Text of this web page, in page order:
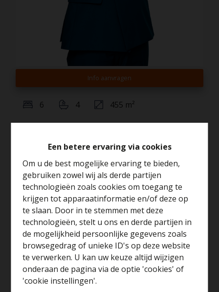
Een betere ervaring via cookies
Om u de best mogelijke ervaring te bieden,
gebruiken zowel wij als derde partijen
technologieën zoals cookies om toegang te
krijgen tot apparaatinformatie en/of deze op
te slaan. Door in te stemmen met deze
technologieën, stelt u ons en derde partijen in
de mogelijkheid persoonlijke gegevens zoals
browsegedrag of unieke ID's op deze website
te verwerken. U kan uw keuze altijd wijzigen
onderaan de pagina via de optie 'cookies' of
'cookie instellingen'.
Info aanvragen
6 4 455 m²
Singel 70 te Strombeek-Bever, bevindt zich op een
strategische locatie nabij openbaar vervoer, winkels en
belangrijke invalswegen. Het gebouw biedt een
uitstekende investeringsopportuniteitmet een huidig
huurinkomen van ongeveer5.150 EUR per maand, wat
neerkomt op ca.61.800 EUR per jaar.
Dankzij dit stabiele huurpotentieel vormt het pand een
aantrekkelijke investering voor investeerders die op zoek
zijn naar een interessante opportuniteit in de regio rond
Brussel.
Benieuwd naar de
waarde van je huis?
Gratis schatting